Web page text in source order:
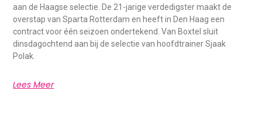
aan de Haagse selectie. De 21-jarige verdedigster maakt de
overstap van Sparta Rotterdam en heeft in Den Haag een
contract voor één seizoen ondertekend. Van Boxtel sluit
dinsdagochtend aan bij de selectie van hoofdtrainer Sjaak
Polak.
Lees Meer